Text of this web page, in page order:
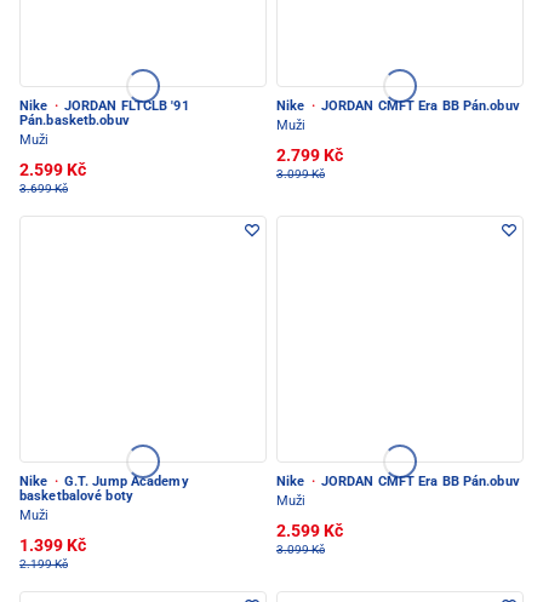
Nike · JORDAN FLTCLB '91
Pán.basketb.obuv
Muži
2.599 Kč
3.699 Kč
Nike · JORDAN CMFT Era BB Pán.obuv
Muži
2.799 Kč
3.099 Kč
Nike · G.T. Jump Academy
basketbalové boty
Muži
1.399 Kč
2.199 Kč
Nike · JORDAN CMFT Era BB Pán.obuv
Muži
2.599 Kč
3.099 Kč